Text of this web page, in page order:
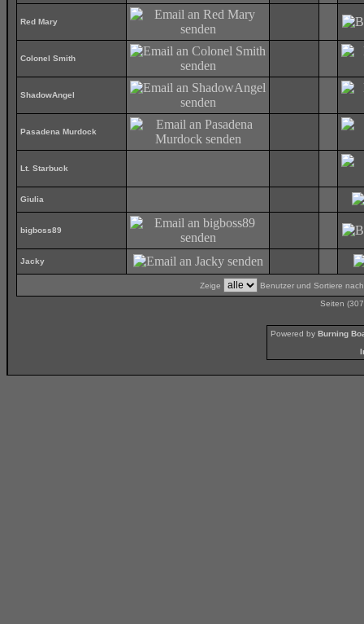
Red Mary
Colonel Smith
ShadowAngel
Pasadena Murdock
Lt. Starbuck
Giulia
bigboss89
Jacky
Zeige
Benutzer und Sortiere
Seiten
Powered by Burning